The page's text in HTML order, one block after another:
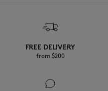
FREE DELIVERY
from $200